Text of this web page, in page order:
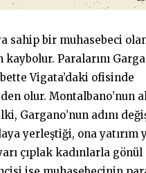
sahip bir muhasebeci
Paralarını
Vigata’daki ofisinde
olur. Montalbano’nun
Gargano’nun adını
yerleştiği, ona yatırım
çıplak kadınlarla gönül